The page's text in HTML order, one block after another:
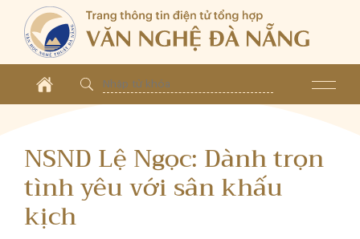
NSND Lệ Ngọc: Dành trọn
tình yêu với sân khấu
kịch